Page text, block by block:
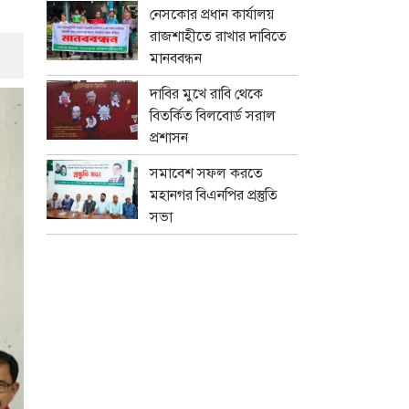
নেসকোর প্রধান কার্যালয়
রাজশাহীতে রাখার দাবিতে
মানববন্ধন
দাবির মুখে রাবি থেকে
বিতর্কিত বিলবোর্ড সরাল
প্রশাসন
সমাবেশ সফল করতে
মহানগর বিএনপির প্রস্তুতি
সভা